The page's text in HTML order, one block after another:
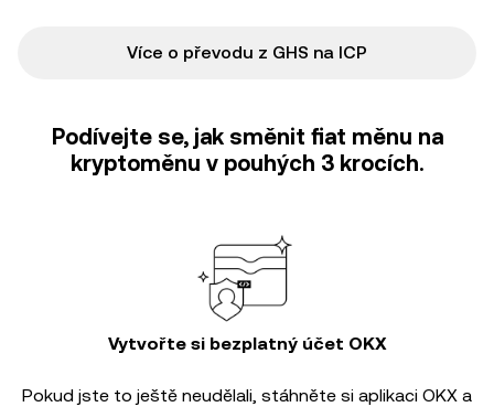
Více o převodu z GHS na ICP
Podívejte se, jak směnit fiat měnu na
kryptoměnu v pouhých 3 krocích.
Vytvořte si bezplatný účet OKX
Pokud jste to ještě neudělali, stáhněte si aplikaci OKX a